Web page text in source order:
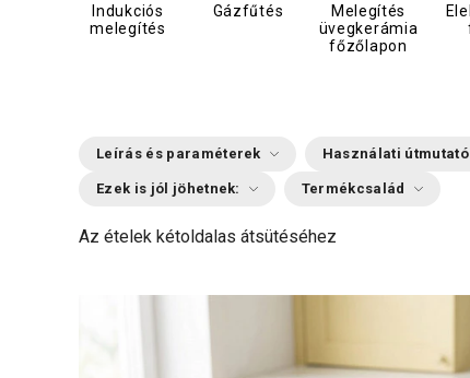
Indukciós
melegítés
Gázfűtés
Melegítés
üvegkerámia
főzőlapon
Leírás és paraméterek Használati
Ezek is jól jöhetnek: Termékcsalád
Az ételek kétoldalas átsütéséhez